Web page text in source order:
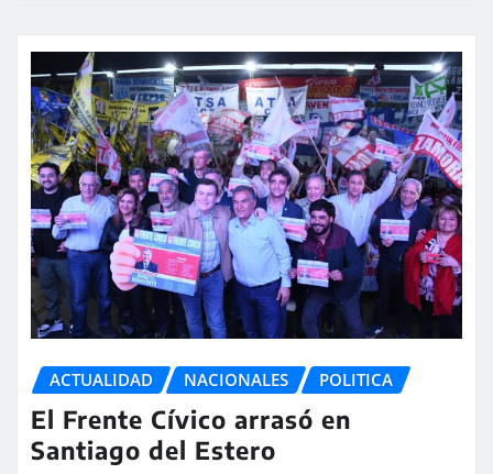
ACTUALIDAD NACIONALES POLITICA
El Frente Cívico arrasó en
Santiago del Estero